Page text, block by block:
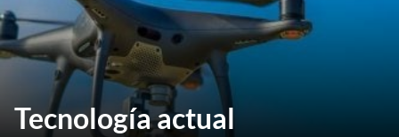
Tecnología actual